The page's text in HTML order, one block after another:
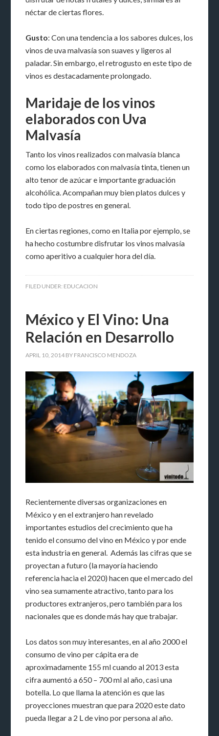
néctar de ciertas flores.
Gusto: Con una tendencia a los sabores dulces, los
vinos de uva malvasía son suaves y ligeros al
paladar. Sin embargo, el retrogusto en este tipo de
vinos es destacadamente prolongado.
Maridaje de los vinos
elaborados con Uva
Malvasía
Tanto los vinos realizados con malvasía blanca
como los elaborados con malvasía tinta, tienen un
alto tenor de azúcar e importante graduación
alcohólica. Acompañan muy bien platos dulces y
todo tipo de postres en general.
En ciertas regiones, como en Italia por ejemplo, se
ha hecho costumbre disfrutar los vinos malvasía
como aperitivo a cualquier hora del día.
FILED UNDER: EDUCACION
México y El Vino: Una
Relación en Desarrollo
APRIL 10, 2014 BY FRANCISCO MENDOZA
Recientemente diversas organizaciones en
México y en el extranjero han revelado
importantes estudios del crecimiento que ha
tenido el consumo del vino en México y por ende
esta industria en general. Además las cifras que se
proyectan a futuro (la mayoría haciendo
referencia hacia el 2020) hacen que el mercado del
vino sea sumamente atractivo, tanto para los
productores extranjeros, pero también para los
nacionales que es donde más hay que trabajar.
Los datos son muy interesantes, en al año 2000 el
consumo de vino per cápita era de
aproximadamente 155 ml cuando al 2013 esta
cifra aumentó a 650 – 700 ml al año, casi una
botella. Lo que llama la atención es que las
proyecciones muestran que para 2020 este dato
pueda llegar a 2 L de vino por persona al año.